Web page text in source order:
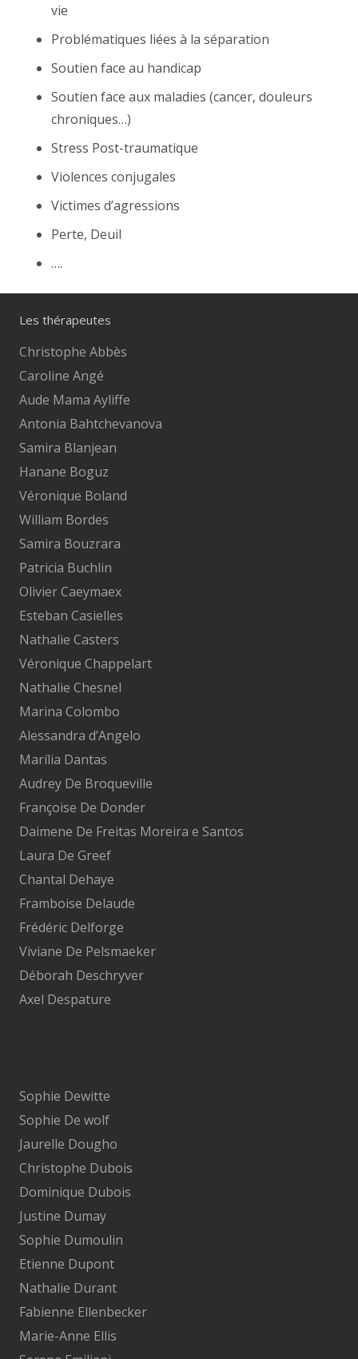
vie
Problématiques liées à la séparation
Soutien face au handicap
Soutien face aux maladies (cancer, douleurs
chroniques…)
Stress Post-traumatique
Violences conjugales
Victimes d’agressions
Perte, Deuil
….
Les thérapeutes
Christophe Abbès
Caroline Angé
Aude Mama Ayliffe
Antonia Bahtchevanova
Samira Blanjean
Hanane Boguz
Véronique Boland
William Bordes
Samira Bouzrara
Patricia Buchlin
Olivier Caeymaex
Esteban Casielles
Nathalie Casters
Véronique Chappelart
Nathalie Chesnel
Marina Colombo
Alessandra d’Angelo
Marília Dantas
Audrey De Broqueville
Françoise De Donder
Daimene De Freitas Moreira e Santos
Laura De Greef
Chantal Dehaye
Framboise Delaude
Frédéric Delforge
Viviane De Pelsmaeker
Déborah Deschryver
Axel Despature
Sophie Dewitte
Sophie De wolf
Jaurelle Dougho
Christophe Dubois
Dominique Dubois
Justine Dumay
Sophie Dumoulin
Etienne Dupont
Nathalie Durant
Fabienne Ellenbecker
Marie-Anne Ellis